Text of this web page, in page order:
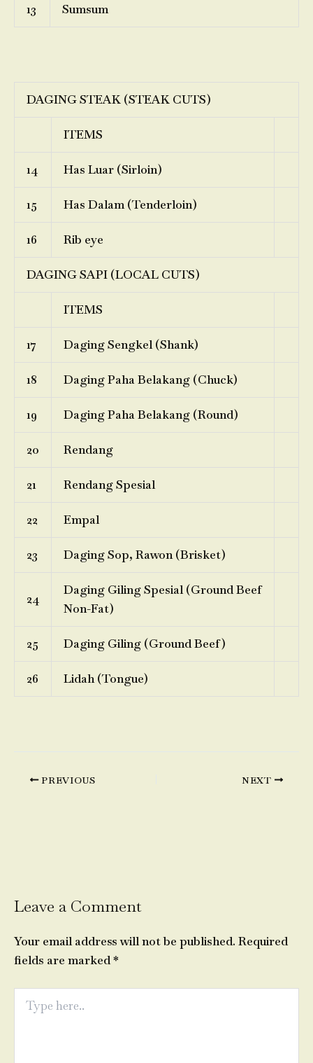
13 Sumsum
DAGING STEAK (STEAK CUTS)
ITEMS
14 Has Luar (Sirloin)
15 Has Dalam (Tenderloin)
16 Rib eye
DAGING SAPI (LOCAL CUTS)
ITEMS
17 Daging Sengkel (Shank)
18 Daging Paha Belakang (Chuck)
19 Daging Paha Belakang (Round)
20 Rendang
21 Rendang Spesial
22 Empal
23 Daging Sop, Rawon (Brisket)
24
Daging Giling Spesial (Ground Beef
Non-Fat)
25 Daging Giling (Ground Beef)
26 Lidah (Tongue)
PREVIOUS NEXT
Leave a Comment
Your email address will not be published. Required
fields are marked*
here..